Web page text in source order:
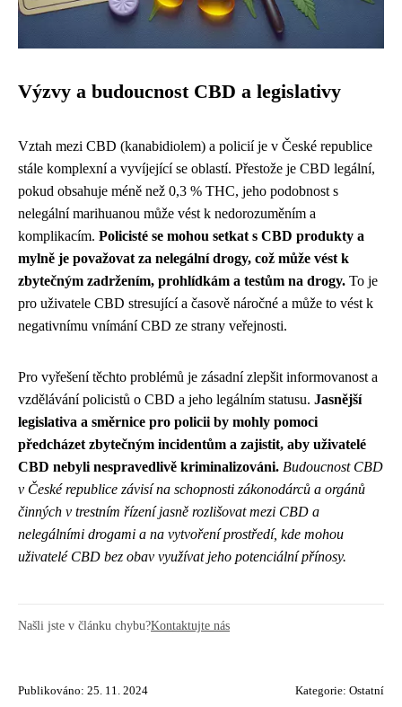
Výzvy a budoucnost CBD a legislativy
Vztah mezi CBD (kanabidiolem) a policií je v České republice
stále komplexní a vyvíjející se oblastí. Přestože je CBD legální,
pokud obsahuje méně než 0,3 % THC, jeho podobnost s
nelegální marihuanou může vést k nedorozuměním a
komplikacím. Policisté se mohou setkat s CBD produkty a
mylně je považovat za nelegální drogy, což může vést k
zbytečným zadržením, prohlídkám a testům na drogy. To je
pro uživatele CBD stresující a časově náročné a může to vést k
negativnímu vnímání CBD ze strany veřejnosti.
Pro vyřešení těchto problémů je zásadní zlepšit informovanost a
vzdělávání policistů o CBD a jeho legálním statusu. Jasnější
legislativa a směrnice pro policii by mohly pomoci
předcházet zbytečným incidentům a zajistit, aby uživatelé
CBD nebyli nespravedlivě kriminalizováni. Budoucnost CBD
v České republice závisí na schopnosti zákonodárců a orgánů
činných v trestním řízení jasně rozlišovat mezi CBD a
nelegálními drogami a na vytvoření prostředí, kde mohou
uživatelé CBD bez obav využívat jeho potenciální přínosy.
Našli jste v článku chybu?Kontaktujte nás
Publikováno: 25. 11. 2024 Kategorie: Ostatní